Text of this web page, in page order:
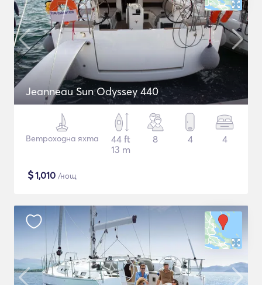
Jeanneau Sun Odyssey 440
Ветроходна яхта
44 ft
13 m
8 4 4
$1,010 /нощ